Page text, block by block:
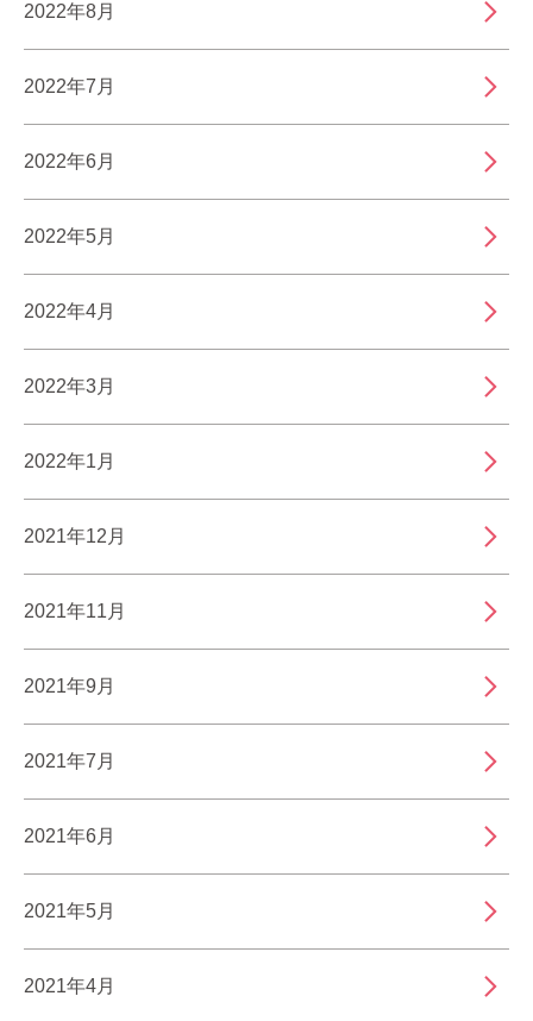
2022年8月
2022年7月
2022年6月
2022年5月
2022年4月
2022年3月
2022年1月
2021年12月
2021年11月
2021年9月
2021年7月
2021年6月
2021年5月
2021年4月